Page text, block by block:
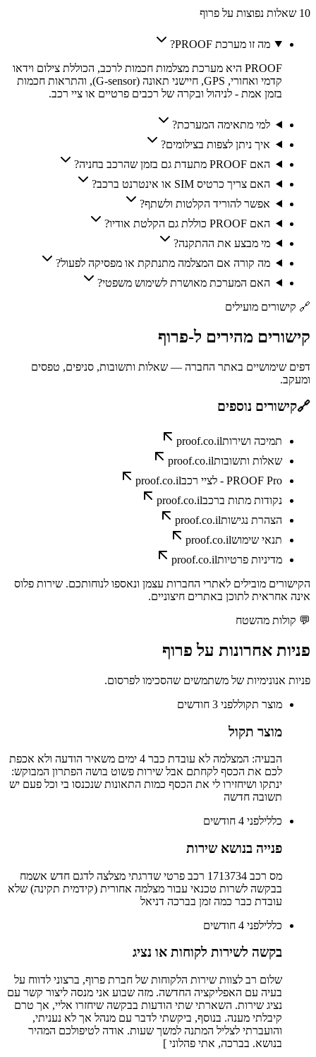
10 שאלות נפוצות על פרוף
מה זו מערכת PROOF?
PROOF היא מערכת מצלמות חכמות לרכב, הכוללת צילום וידאו
קדמי ואחורי, GPS, חיישני תאונה (G-sensor), והתראות חכמות
בזמן אמת - לניהול ובקרה של רכבים פרטיים או ציי רכב.
למי מתאימה המערכת?
איך ניתן לצפות בצילומים?
האם PROOF מתעדת גם בזמן שהרכב בחניה?
האם צריך כרטיס SIM או אינטרנט ברכב?
אפשר להוריד הקלטות ולשתף?
האם PROOF כוללת גם הקלטת אודיו?
מי מבצע את ההתקנה?
מה קורה אם המצלמה מתנתקת או מפסיקה לפעול?
האם המערכת מאושרת לשימוש משפטי?
🔗 קישורים מועילים
קישורים מהירים ל-פרוף
דפים שימושיים באתר החברה — שאלות ותשובות, סניפים, טפסים
ומעקב.
🔗קישורים נוספים
תמיכה ושירותproof.co.il
שאלות ותשובותproof.co.il
PROOF Pro - לציי רכב
proof.co.il
נקודות מתות ברכבproof.co.il
הצהרת נגישותproof.co.il
תנאי שימושproof.co.il
מדיניות פרטיותproof.co.il
הקישורים מובילים לאתרי החברות עצמן ונאספו לנוחותכם. שירות פלוס
אינה אחראית לתוכן באתרים חיצוניים.
💬 קולות מהשטח
פניות אחרונות על פרוף
פניות אנונימיות של משתמשים שהסכימו לפרסום.
מוצר תקוללפני 3 חודשים
מוצר תקול
הבעיה: המצלמה לא עובדת כבר 4 ימים משאיר הודעה ולא אכפת
לכם את הכסף לקחתם אבל שירות פשוט בושה הפתרון המבוקש:
ינתקו ושיחזירו לי את הכסף כמות התאונות שנכנסו בי וכל פעם יש
תשובה חדשה
כללילפני 4 חודשים
פנייה בנושא שירות
מס רכב 1713734 רכב פרטי שדרגתי מצלצה לדגם חדש אשמח
בבקשה לשרות טכנאי עבור מצלמה אחורית (קידמית תקינה) שלא
עובדת כבר כמה זמן בברכה דניאל
כללילפני 4 חודשים
בקשה לשירות לקוחות או נציג
שלום רב לצוות שירות הלקוחות של חברת פרוף, ברצוני לדווח על
בעיה עם האפליקציה החדשה. מזה שבוע אני מנסה ליצור קשר עם
נציג שירות. השארתי שתי הודעות בבקשה שיחזרו אליי, אך טרם
קיבלתי מענה. בנוסף, ביקשתי לדבר עם מנהל אך לא נעניתי,
והועברתי לצליל המתנה למשך שעות. אודה לטיפולכם המהיר
בנושא. בברכה, אתי פהלוני ]